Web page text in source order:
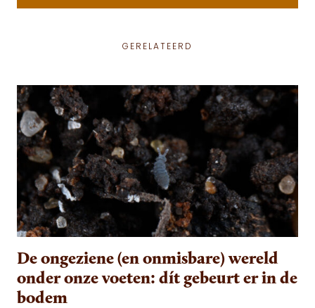
GERELATEERD
De ongeziene (en onmisbare) wereld
onder onze voeten: dít gebeurt er in de
bodem